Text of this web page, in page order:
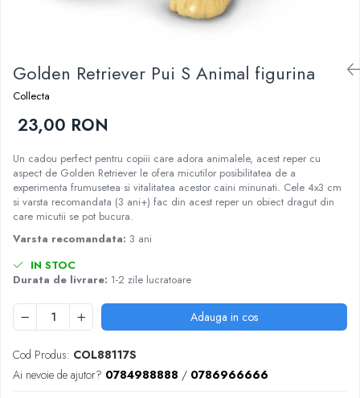
Instrumente muzicale pentru copii
Caruseluri muzicale
Joc de rol
Bucatarii pentru copii
Banc de lucru pentru copii
Papusi de mana
Casa de papusi
Bormasina magica
Costum Halloween Copii
Papusi si Bebelusi Reborn
Animale de jucarie
Jucarii cu Dinozauri
Figurine cu animale domestice
Figurine plus
Cadou copii 10 ani
Cadou copii 11 ani
Cadou copii 12 ani
Golden Retriever Pui S Animal figurina
Collecta
23,00 RON
Un cadou perfect pentru copiii care adora animalele, acest reper cu
aspect de Golden Retriever le ofera micutilor posibilitatea de a
experimenta frumusetea si vitalitatea acestor caini minunati. Cele 4x3 cm
si varsta recomandata (3 ani+) fac din acest reper un obiect dragut din
care micutii se pot bucura.
Varsta recomandata: 3 ani
IN STOC
Durata de livrare: 1-2 zile lucratoare
Adauga in cos
Cod Produs: COL88117S
Ai nevoie de ajutor? 0784988888 / 0786966666